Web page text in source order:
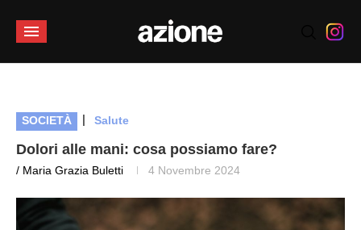
SOCIETÀ | Salute
Dolori alle mani: cosa possiamo fare?
/ Maria Grazia Buletti 4 Novembre 2024